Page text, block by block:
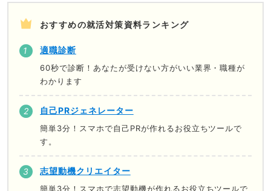
おすすめの就活対策資料ランキング
適職診断
60秒で診断！あなたが受けない方がいい業界・職種が
わかります
自己PRジェネレーター
簡単3分！スマホで自己PRが作れるお役立ちツールで
す。
志望動機クリエイター
簡単3分！スマホで志望動機が作れるお役立ちツールで